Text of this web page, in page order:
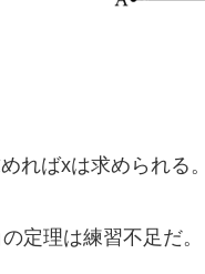
ればxは求められる。
定理は練習不足だ。